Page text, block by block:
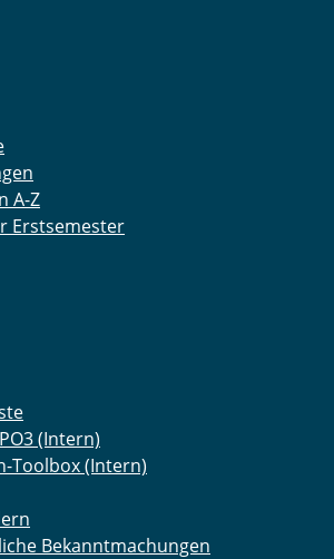
und Statistik
A-Z
Erstsemester
(Intern)
Toolbox (Intern)
Bekanntmachungen